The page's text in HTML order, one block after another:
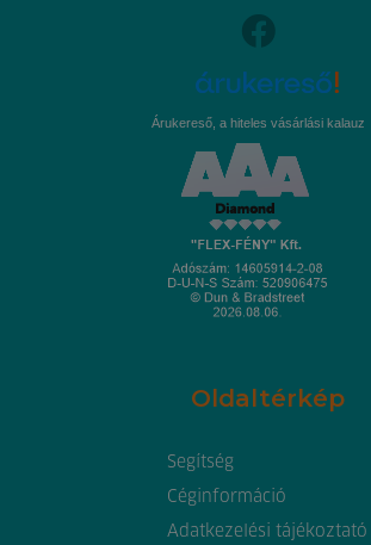
Árukereső, a hiteles vásárlási kalauz
Oldaltérkép
Segítség
Céginformáció
Adatkezelési tájékoztató